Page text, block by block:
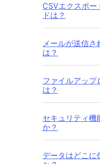
CSVエクスポー
ドは？
メールが送信さ
は？
ファイルアップ
は？
セキュリティ機
か？
データはどこに